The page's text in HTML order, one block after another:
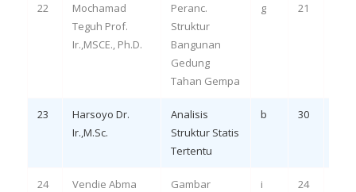
22
Mochamad
Teguh Prof.
Ir.,MSCE., Ph.D.
Peranc.
Struktur
Bangunan
Gedung
Tahan Gempa
g 21
23
Harsoyo Dr.
Ir.,M.Sc.
Analisis
Struktur Statis
Tertentu
b 30
24
Vendie Abma
Gambar
i 24